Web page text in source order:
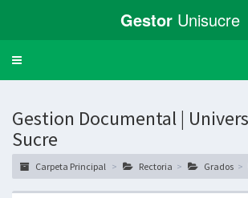
Gestor Unisucre
Toggle
Gestion Documental |
Sucre
Carpeta Principal Rectoria Grados